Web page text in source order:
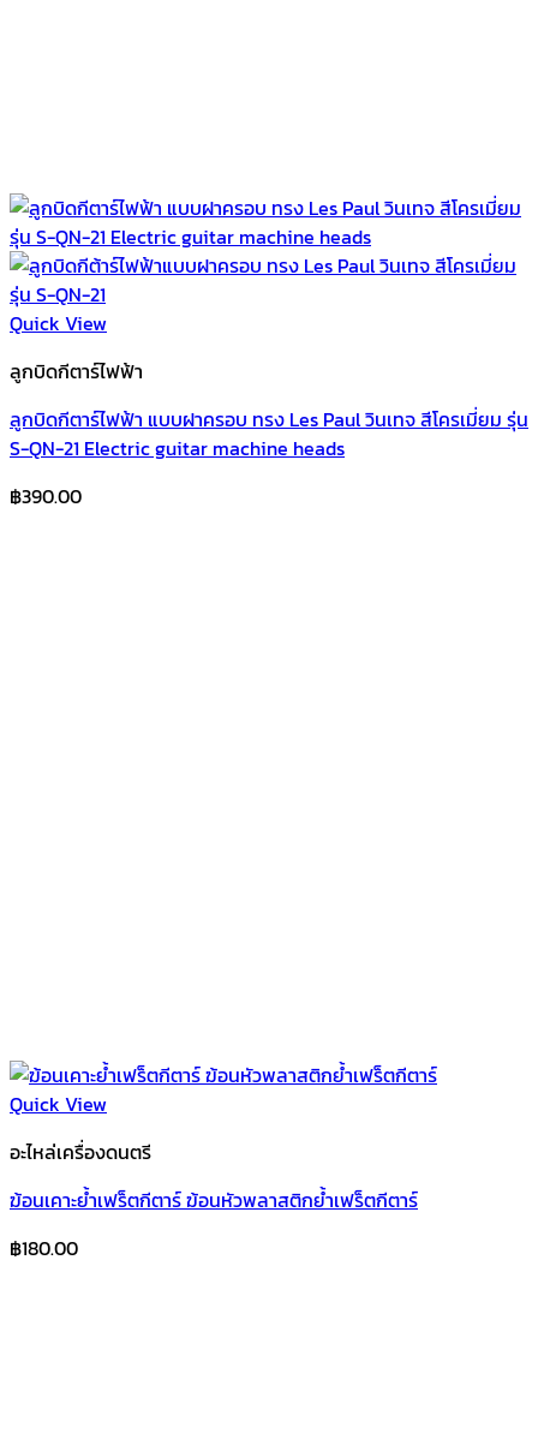
Quick View
ลูกบิดกีตาร์ไฟฟ้า
ลูกบิดกีตาร์ไฟฟ้า แบบฝาครอบ ทรง Les Paul วินเทจ สีโครเมี่ยม รุ่น
S-QN-21 Electric guitar machine heads
฿390.00
Quick View
อะไหล่เครื่องดนตรี
ฆ้อนเคาะย้ำเฟร็ตกีตาร์ ฆ้อนหัวพลาสติกย้ำเฟร็ตกีตาร์
฿180.00